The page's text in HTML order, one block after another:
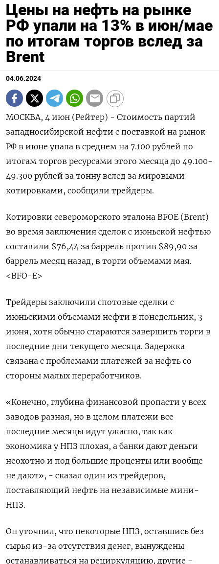
Цены на нефть на рынке
РФ упали на 13% в июн/мае
по итогам торгов вслед за
Brent
04.06.2024
МОСКВА, 4 июн (Рейтер) - Стоимость партий
западносибирской нефти с поставкой на рынок
РФ в июне упала в среднем на 7.100 рублей по
итогам торгов ресурсами этого месяца до 49.100-
49.300 рублей за тонну вслед за мировыми
котировками, сообщили трейдеры.
Котировки североморского эталона BFOE (Brent)
во время заключения сделок с июньской нефтью
составили $76,44 за баррель против $89,90 за
баррель месяц назад, в торги объемами мая.
<BFO-E>
Трейдеры заключили спотовые сделки с
июньскими объемами нефти в понедельник, 3
июня, хотя обычно стараются завершить торги в
последние дни текущего месяца. Задержка
связана с проблемами платежей за нефть со
стороны малых переработчиков.
«Конечно, глубина финансовой пропасти у всех
заводов разная, но в целом платежи все
последние месяцы идут ужасно, так как
экономика у НПЗ плохая, а банки дают деньги
неохотно и под большие проценты или вообще
не дают», - сказал один из трейдеров,
поставляющий нефть на независимые мини-
НПЗ.
Он уточнил, что некоторые НПЗ, оставшись без
сырья из-за отсутствия денег, вынуждены
останавливаться на рециркуляцию, другие -